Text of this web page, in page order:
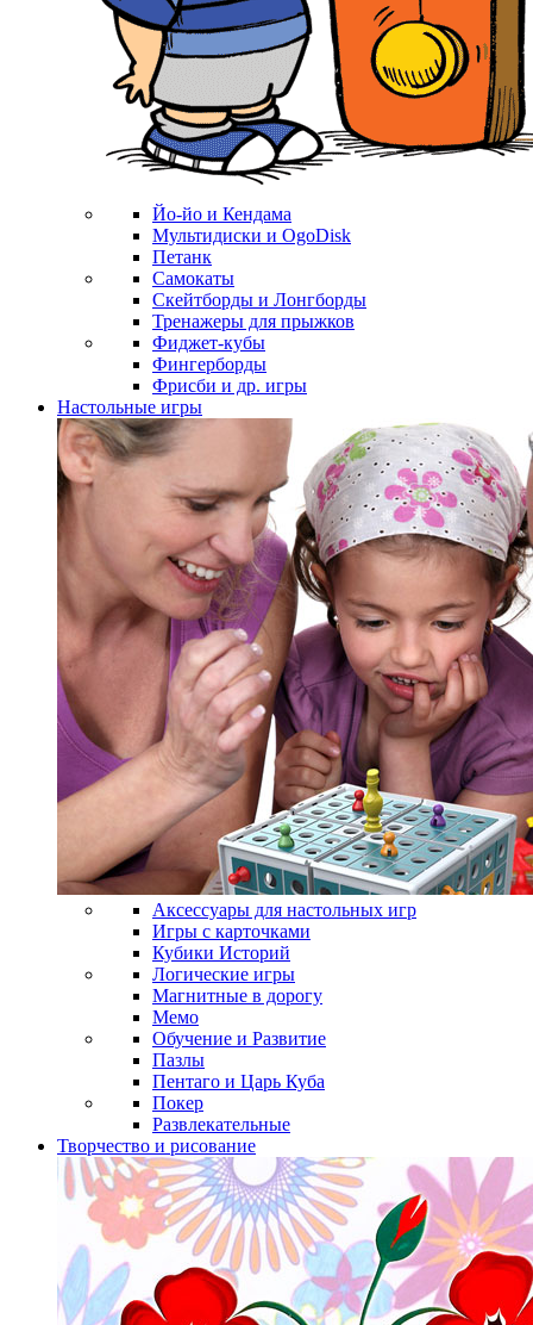
Йо-йо и Кендама
Мультидиски и OgoDisk
Петанк
Самокаты
Скейтборды и Лонгборды
Тренажеры для прыжков
Фиджет-кубы
Фингерборды
Фрисби и др. игры
Настольные игры
Аксессуары для настольных игр
Игры с карточками
Кубики Историй
Логические игры
Магнитные в дорогу
Мемо
Обучение и Развитие
Пазлы
Пентаго и Царь Куба
Покер
Развлекательные
Творчество и рисование